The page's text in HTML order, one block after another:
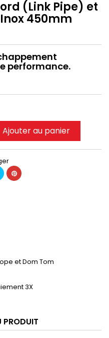
(Link Pipe) et
450mm
performance.
Ajouter au panier
et Dom Tom
3X
PRODUIT